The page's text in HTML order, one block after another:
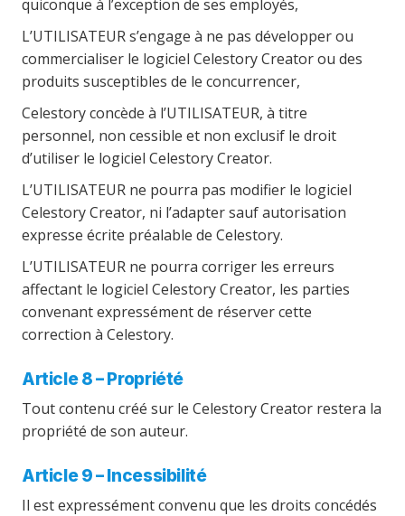
quiconque à l’exception de ses employés,
L’UTILISATEUR s’engage à ne pas développer ou
commercialiser le logiciel Celestory Creator ou des
produits susceptibles de le concurrencer,
Celestory concède à l’UTILISATEUR, à titre
personnel, non cessible et non exclusif le droit
d’utiliser le logiciel Celestory Creator.
L’UTILISATEUR ne pourra pas modifier le logiciel
Celestory Creator, ni l’adapter sauf autorisation
expresse écrite préalable de Celestory.
L’UTILISATEUR ne pourra corriger les erreurs
affectant le logiciel Celestory Creator, les parties
convenant expressément de réserver cette
correction à Celestory.
Article 8 – Propriété
Tout contenu créé sur le Celestory Creator restera la
propriété de son auteur.
Article 9 – Incessibilité
Il est expressément convenu que les droits concédés